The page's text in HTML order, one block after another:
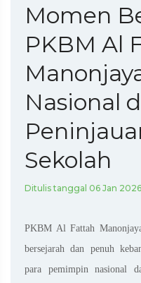
Momen
PKBM Al
Nasional
Sekolah
Ditulis tanggal 06 Jan
PKBM Al Fattah
bersejarah dan penuh
para pemimpin nasional